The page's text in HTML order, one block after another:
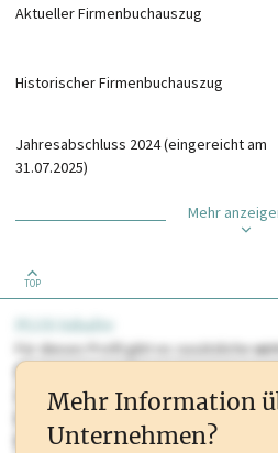
Aktueller Firmenbuchauszug
Historischer Firmenbuchauszug
Jahresabschluss 2024 (eingereicht am
31.07.2025)
Mehr
TOP
Für dieses Profil gibt es zusätzliche
Sie momentan nicht einsehen können.
oder loggen Sie sich ein um diese
Marken, Patente, Rechtstatsachen,
Mehr Information
Unternehmen?